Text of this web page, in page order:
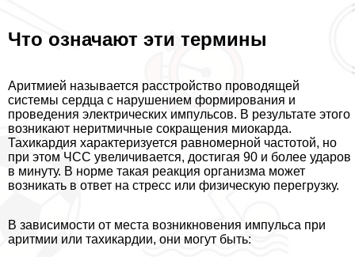
Что означают эти термины
Аритмией называется расстройство проводящей
системы сердца с нарушением формирования и
проведения электрических импульсов. В результате этого
возникают неритмичные сокращения миокарда.
Тахикардия хаpaктеризуется равномерной частотой, но
при этом ЧСС увеличивается, достигая 90 и более ударов
в минуту. В норме такая реакция организма может
возникать в ответ на стресс или физическую перегрузку.
В зависимости от места возникновения импульса при
аритмии или тахикардии, они могут быть: